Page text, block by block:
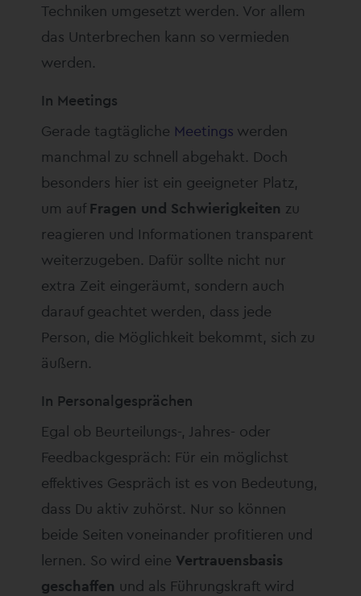
Techniken umgesetzt werden. Vor allem
das Unterbrechen kann so vermieden
werden.
In Meetings
Gerade tagtägliche Meetings werden
manchmal zu schnell abgehakt. Doch
besonders hier ist ein geeigneter Platz,
um auf Fragen und Schwierigkeiten zu
reagieren und Informationen transparent
weiterzugeben. Dafür sollte nicht nur
extra Zeit eingeräumt, sondern auch
darauf geachtet werden, dass jede
Person, die Möglichkeit bekommt, sich zu
äußern.
In Personalgesprächen
Egal ob Beurteilungs-, Jahres- oder
Feedbackgespräch: Für ein möglichst
effektives Gespräch ist es von Bedeutung,
dass Du aktiv zuhörst. Nur so können
beide Seiten voneinander profitieren und
lernen. So wird eine Vertrauensbasis
geschaffen und als Führungskraft wird